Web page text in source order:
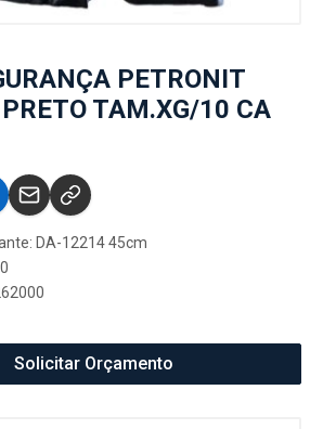
PETRONIT
TAM.XG/10 CA
DA-12214 45cm
Solicitar Orçamento